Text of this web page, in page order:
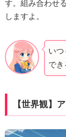
す。組み合わせ
しますよ。
い
でき
【世界観】